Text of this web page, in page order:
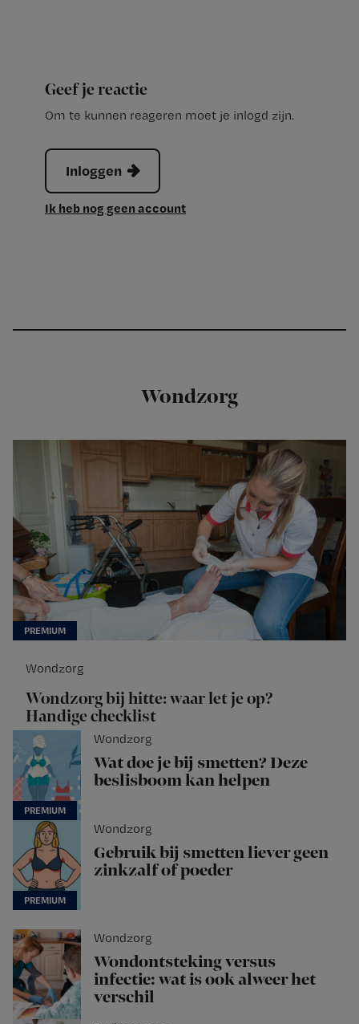
Geef je reactie
Om te kunnen reageren moet je inlogd zijn.
Inloggen
Ik heb nog geen account
Wondzorg
Wondzorg
Wondzorg bij hitte: waar let je op?
Handige checklist
Wondzorg
Wat doe je bij smetten? Deze
beslisboom kan helpen
Wondzorg
Gebruik bij smetten liever geen
zinkzalf of poeder
Wondzorg
Wondontsteking versus
infectie: wat is ook alweer het
verschil